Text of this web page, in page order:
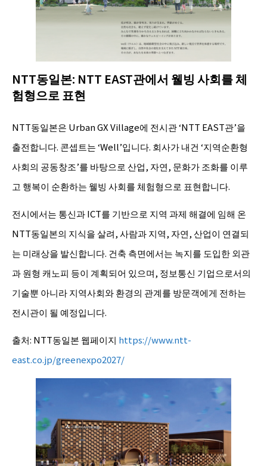
NTT동일본: NTT EAST관에서 웰빙 사회를 체
험형으로 표현
NTT동일본은 Urban GX Village에 전시관 ‘NTT EAST관’을
출전합니다. 콘셉트는 ‘Well’입니다. 회사가 내건 ‘지역순환형
사회의 공동창조’를 바탕으로 산업, 자연, 문화가 조화를 이루
고 행복이 순환하는 웰빙 사회를 체험형으로 표현합니다.
전시에서는 통신과 ICT를 기반으로 지역 과제 해결에 임해 온
NTT동일본의 지식을 살려, 사람과 지역, 자연, 산업이 연결되
는 미래상을 발신합니다. 건축 측면에서는 녹지를 도입한 외관
과 원형 캐노피 등이 계획되어 있으며, 정보통신 기업으로서의
기술뿐 아니라 지역사회와 환경의 관계를 방문객에게 전하는
전시관이 될 예정입니다.
출처: NTT동일본 웹페이지 https://www.ntt-
east.co.jp/greenexpo2027/